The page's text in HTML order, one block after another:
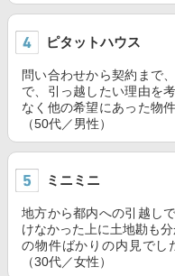
ピタットハウス
問い合わせから契約まで
で、引っ越したい理由を
なく他の希望にあった物
（50代／男性）
ミニミニ
地方から都内への引越し
けなかった上に土地勘も
の物件ばかりの内見でし
（30代／女性）